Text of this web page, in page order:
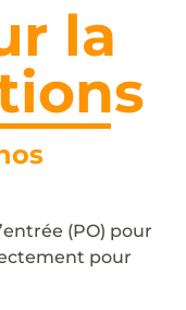
la
(PO) pour
pour